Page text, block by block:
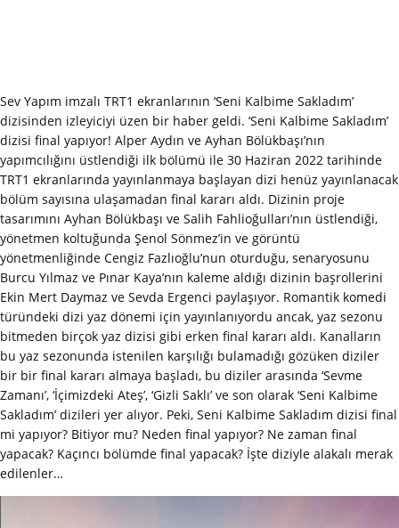
Sev Yapım imzalı TRT1 ekranlarının ‘Seni Kalbime Sakladım’
dizisinden izleyiciyi üzen bir haber geldi. ‘Seni Kalbime Sakladım’
dizisi final yapıyor! Alper Aydın ve Ayhan Bölükbaşı’nın
yapımcılığını üstlendiği ilk bölümü ile 30 Haziran 2022 tarihinde
TRT1 ekranlarında yayınlanmaya başlayan dizi henüz yayınlanacak
bölüm sayısına ulaşamadan final kararı aldı. Dizinin proje
tasarımını Ayhan Bölükbaşı ve Salih Fahlioğulları’nın üstlendiği,
yönetmen koltuğunda Şenol Sönmez’in ve görüntü
yönetmenliğinde Cengiz Fazlıoğlu’nun oturduğu, senaryosunu
Burcu Yılmaz ve Pınar Kaya’nın kaleme aldığı dizinin başrollerini
Ekin Mert Daymaz ve Sevda Ergenci paylaşıyor. Romantik komedi
türündeki dizi yaz dönemi için yayınlanıyordu ancak, yaz sezonu
bitmeden birçok yaz dizisi gibi erken final kararı aldı. Kanalların
bu yaz sezonunda istenilen karşılığı bulamadığı gözüken diziler
bir bir final kararı almaya başladı, bu diziler arasında ‘Sevme
Zamanı’, ‘İçimizdeki Ateş’, ‘Gizli Saklı’ ve son olarak ‘Seni Kalbime
Sakladım’ dizileri yer alıyor. Peki, Seni Kalbime Sakladım dizisi final
mi yapıyor? Bitiyor mu? Neden final yapıyor? Ne zaman final
yapacak? Kaçıncı bölümde final yapacak? İşte diziyle alakalı merak
edilenler…